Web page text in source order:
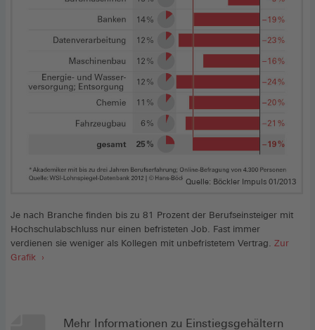
Quelle: Böckler Impuls 01/2013
Je nach Branche finden bis zu 81 Prozent der Berufseinsteiger mit
Hochschulabschluss nur einen befristeten Job. Fast immer
verdienen sie weniger als Kollegen mit unbefristetem Vertrag. Zur
Grafik
Mehr Informationen zu Einstiegsgehältern